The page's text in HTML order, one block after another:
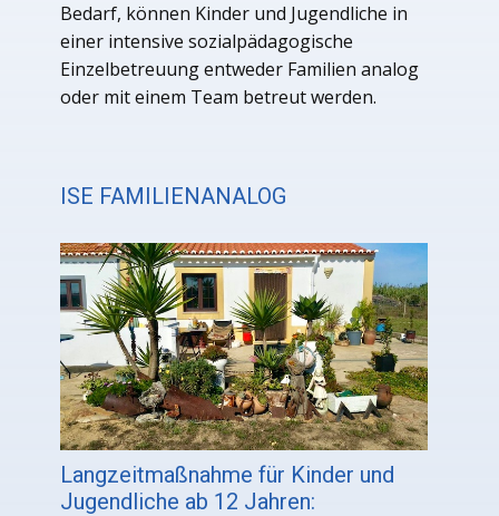
Bedarf, können Kinder und Jugendliche in
einer intensive sozialpädagogische
Einzelbetreuung entweder Familien analog
oder mit einem Team betreut werden.
ISE FAMILIENANALOG
Langzeitmaßnahme für Kinder und
Jugendliche ab 12 Jahren: